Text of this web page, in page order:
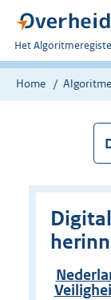
U
bent
nu
Het
Home